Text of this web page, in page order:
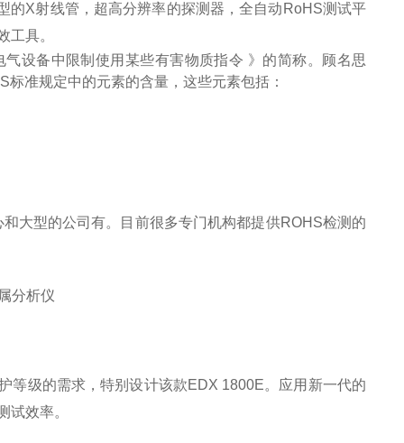
的X射线管，超高分辨率的探测器，全自动RoHS测试平
工具。
设备中限制使用某些有害物质指令 》的简称。顾名思
准规定中的元素的含量，这些元素包括：
大型的公司有。目前很多专门机构都提供ROHS检测的
等级的需求，特别设计该款EDX 1800E。应用新一代的
效率。